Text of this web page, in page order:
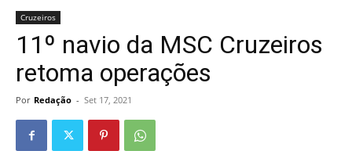
Cruzeiros
11º navio da MSC Cruzeiros
retoma operações
Por Redação - Set 17, 2021